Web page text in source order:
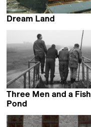
Dream Land
Three Men and a Fish
Pond
Maris Maskalans